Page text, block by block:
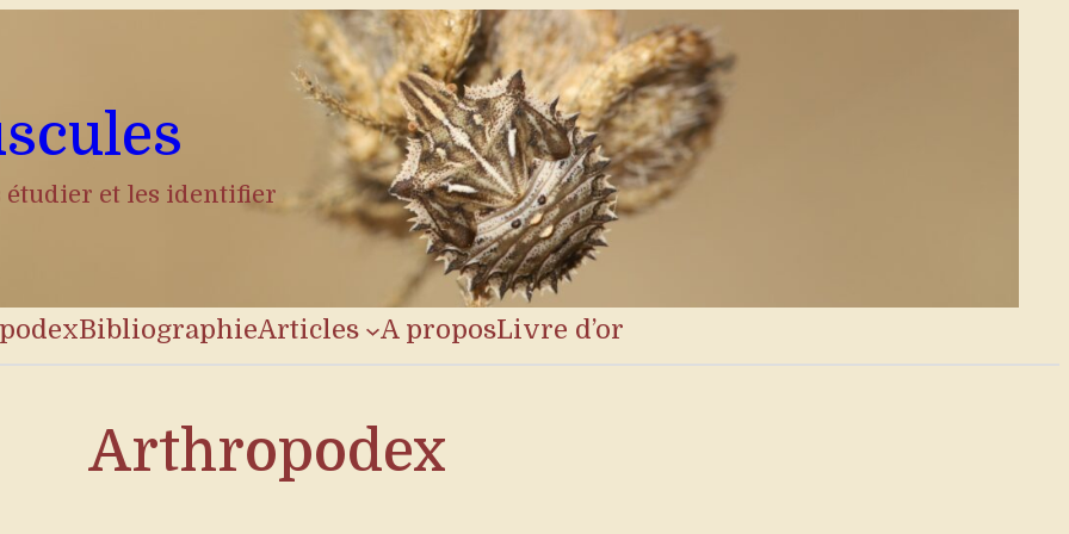
étudier et les identifier
BibliographieArticles A proposLivre d’or
Arthropodex